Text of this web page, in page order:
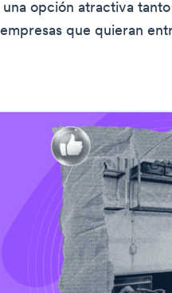
opción atractiva
que quieran